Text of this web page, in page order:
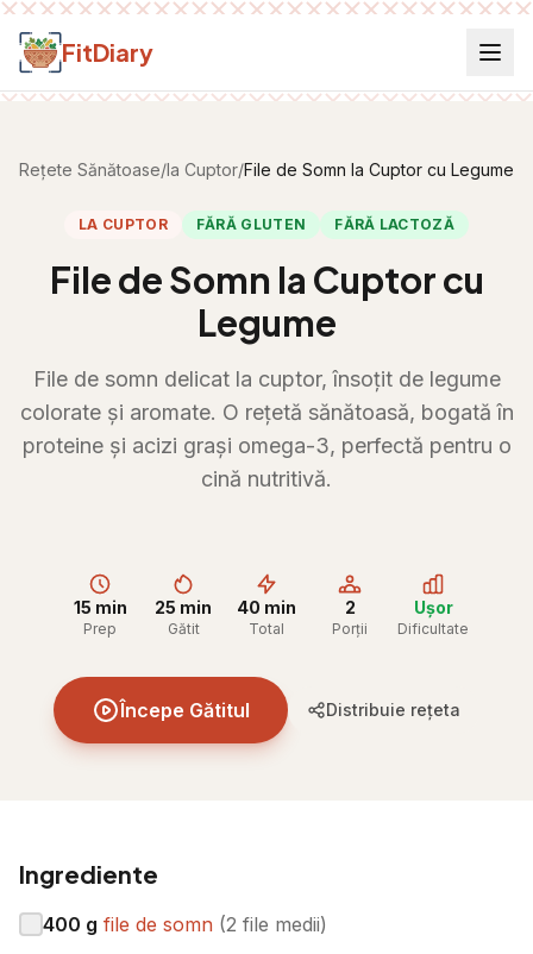
Salt la conținut
FitDiary
Rețete Sănătoase/la Cuptor/File de Somn la Cuptor cu Legume
LA CUPTOR FĂRĂ GLUTEN FĂRĂ LACTOZĂ
File de Somn la Cuptor cu
Legume
File de somn delicat la cuptor, însoțit de legume
colorate și aromate. O rețetă sănătoasă, bogată în
proteine și acizi grași omega-3, perfectă pentru o
cină nutritivă.
15 min
Prep
25 min
Gătit
40 min
Total
2
Porții
Ușor
Dificultate
Începe Gătitul Distribuie rețeta
Ingrediente
400 g file de somn (2 file medii)